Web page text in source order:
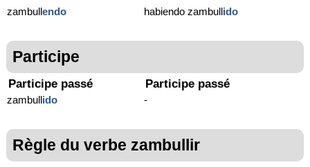
zambullendo habiendo zambullido
Participe
Participe passé
zambullido
Participe passé
-
Règle du verbe zambullir